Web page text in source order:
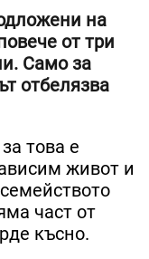
на
от три
Само за
отбелязва
това е
живот и
част от
късно.